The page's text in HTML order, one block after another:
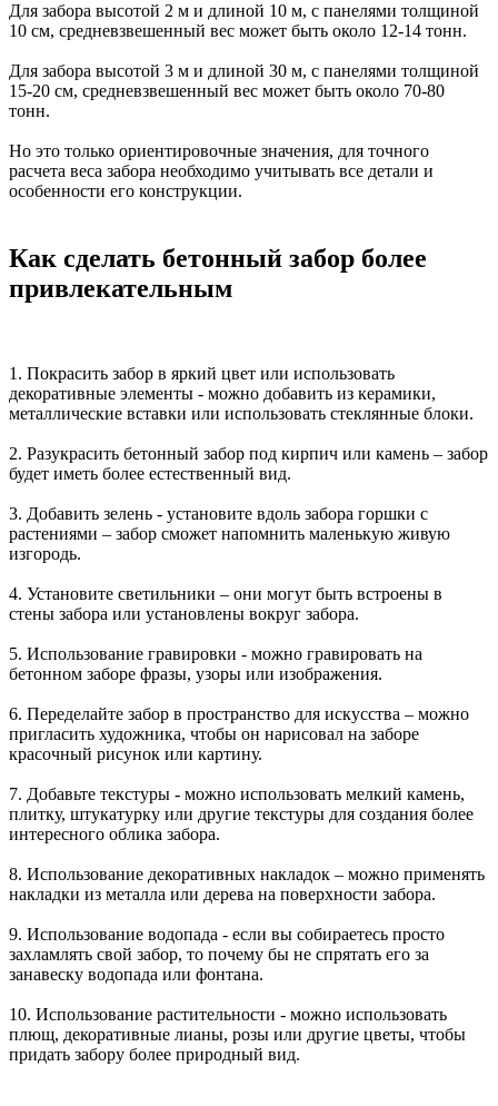
Для забора высотой 2 м и длиной 10 м, с панелями толщиной
10 см, средневзвешенный вес может быть около 12-14 тонн.
Для забора высотой 3 м и длиной 30 м, с панелями толщиной
15-20 см, средневзвешенный вес может быть около 70-80
тонн.
Но это только ориентировочные значения, для точного
расчета веса забора необходимо учитывать все детали и
особенности его конструкции.
Как сделать бетонный забор более
привлекательным
1. Покрасить забор в яркий цвет или использовать
декоративные элементы - можно добавить из керамики,
металлические вставки или использовать стеклянные блоки.
2. Разукрасить бетонный забор под кирпич или камень – забор
будет иметь более естественный вид.
3. Добавить зелень - установите вдоль забора горшки с
растениями – забор сможет напомнить маленькую живую
изгородь.
4. Установите светильники – они могут быть встроены в
стены забора или установлены вокруг забора.
5. Использование гравировки - можно гравировать на
бетонном заборе фразы, узоры или изображения.
6. Переделайте забор в пространство для искусства – можно
пригласить художника, чтобы он нарисовал на заборе
красочный рисунок или картину.
7. Добавьте текстуры - можно использовать мелкий камень,
плитку, штукатурку или другие текстуры для создания более
интересного облика забора.
8. Использование декоративных накладок – можно применять
накладки из металла или дерева на поверхности забора.
9. Использование водопада - если вы собираетесь просто
захламлять свой забор, то почему бы не спрятать его за
занавеску водопада или фонтана.
10. Использование растительности - можно использовать
плющ, декоративные лианы, розы или другие цветы, чтобы
придать забору более природный вид.